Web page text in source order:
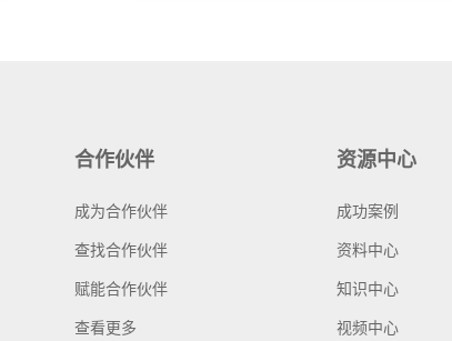
合作伙伴
成为合作伙伴
查找合作伙伴
赋能合作伙伴
查看更多
资源中心
成功案例
资料中心
知识中心
视频中心